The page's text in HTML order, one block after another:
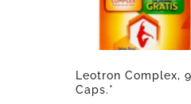
Leotron Complex,
Caps.*